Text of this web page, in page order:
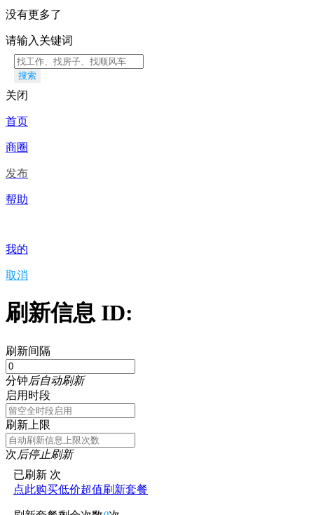
没有更多了
请输入关键词
搜索
关闭
首页
商圈
发布
帮助
我的
取消
刷新信息 ID:
刷新间隔
分钟后自动刷新
启用时段
刷新上限
次后停止刷新
已刷新 次
点此购买低价超值刷新套餐